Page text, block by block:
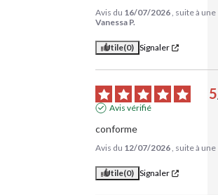
Avis du 16/07/2026, suite à
Vanessa P.
Utile(0) Signaler
5
Avis vérifié
conforme
Avis du 12/07/2026, suite à
Utile(0) Signaler